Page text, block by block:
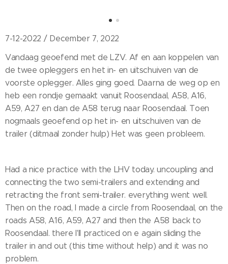
7-12-2022 / December 7, 2022
Vandaag geoefend met de LZV. Af en aan koppelen van
de twee opleggers en het in- en uitschuiven van de
voorste oplegger. Alles ging goed. Daarna de weg op en
heb een rondje gemaakt vanuit Roosendaal, A58, A16,
A59, A27 en dan de A58 terug naar Roosendaal. Toen
nogmaals geoefend op het in- en uitschuiven van de
trailer (ditmaal zonder hulp) Het was geen probleem.
Had a nice practice with the LHV today. uncoupling and
connecting the two semi-trailers and extending and
retracting the front semi-trailer. everything went well.
Then on the road, I made a circle from Roosendaal, on the
roads A58, A16, A59, A27 and then the A58 back to
Roosendaal. there I'll practiced on e again sliding the
trailer in and out (this time without help) and it was no
problem.